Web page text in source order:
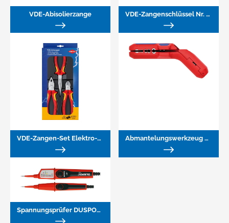
VDE-Abisolierzange VDE-Zangenschlüssel Nr. 86 06 250
VDE-Zangen-Set Elektro-Paket Nr. 00 20 12 Abmantelungswerkzeug ErgoStrip Nr. 16 95
Spannungsprüfer DUSPOL® expert